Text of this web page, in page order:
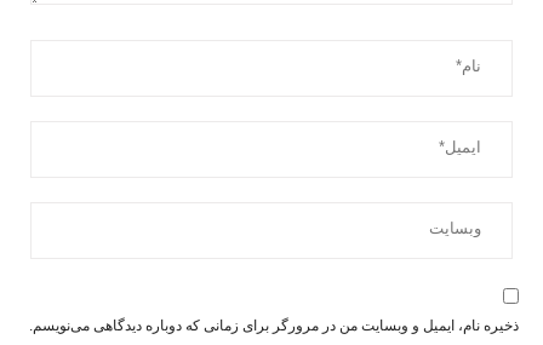
ذخیره نام، ایمیل و وبسایت من در مرورگر برای زمانی که دوباره دیدگاهی می‌نویسم.